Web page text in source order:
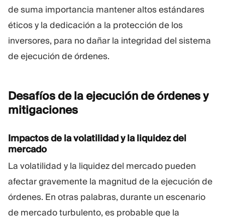
de suma importancia mantener altos estándares
éticos y la dedicación a la protección de los
inversores, para no dañar la integridad del sistema
de ejecución de órdenes.
Desafíos de la ejecución de órdenes y
mitigaciones
Impactos de la volatilidad y la liquidez del
mercado
La volatilidad y la liquidez del mercado pueden
afectar gravemente la magnitud de la ejecución de
órdenes. En otras palabras, durante un escenario
de mercado turbulento, es probable que la